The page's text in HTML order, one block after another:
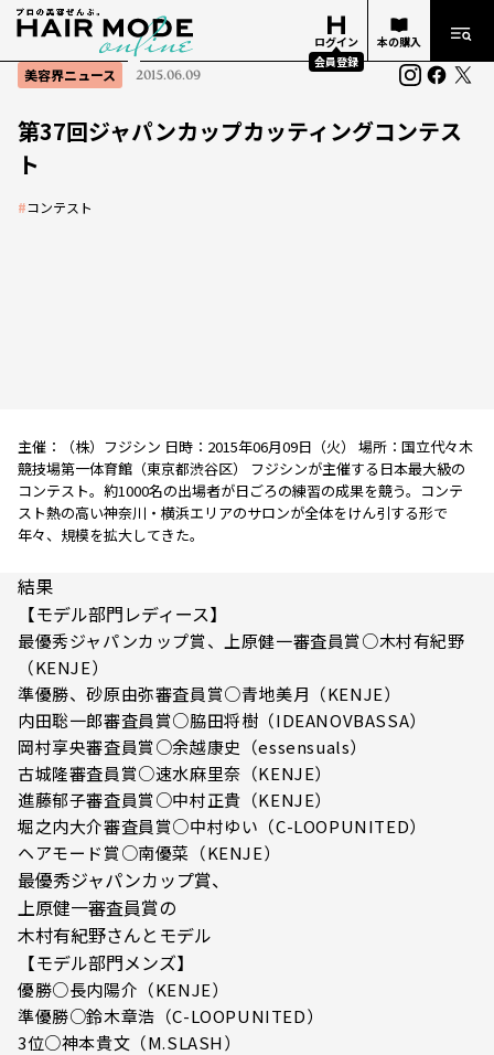
ログイン
会員登録
本の購入
美容界ニュース 2015.06.09
第37回ジャパンカップカッティングコンテス
ト
#コンテスト
主催：（株）フジシン 日時：2015年06月09日（火） 場所：国立代々木
競技場第一体育館（東京都渋谷区） フジシンが主催する日本最大級の
コンテスト。約1000名の出場者が日ごろの練習の成果を競う。コンテ
スト熱の高い神奈川・横浜エリアのサロンが全体をけん引する形で
年々、規模を拡大してきた。
結果
【モデル部門レディース】
最優秀ジャパンカップ賞、上原健一審査員賞○木村有紀野
（KENJE）
準優勝、砂原由弥審査員賞○青地美月（KENJE）
内田聡一郎審査員賞○脇田将樹（IDEANOVBASSA）
岡村享央審査員賞○余越康史（essensuals）
古城隆審査員賞○速水麻里奈（KENJE）
進藤郁子審査員賞○中村正貴（KENJE）
堀之内大介審査員賞○中村ゆい（C-LOOPUNITED）
ヘアモード賞○南優菜（KENJE）
最優秀ジャパンカップ賞、
上原健一審査員賞の
木村有紀野さんとモデル
【モデル部門メンズ】
優勝○長内陽介（KENJE）
準優勝○鈴木章浩（C-LOOPUNITED）
3位○神本貴文（M.SLASH）